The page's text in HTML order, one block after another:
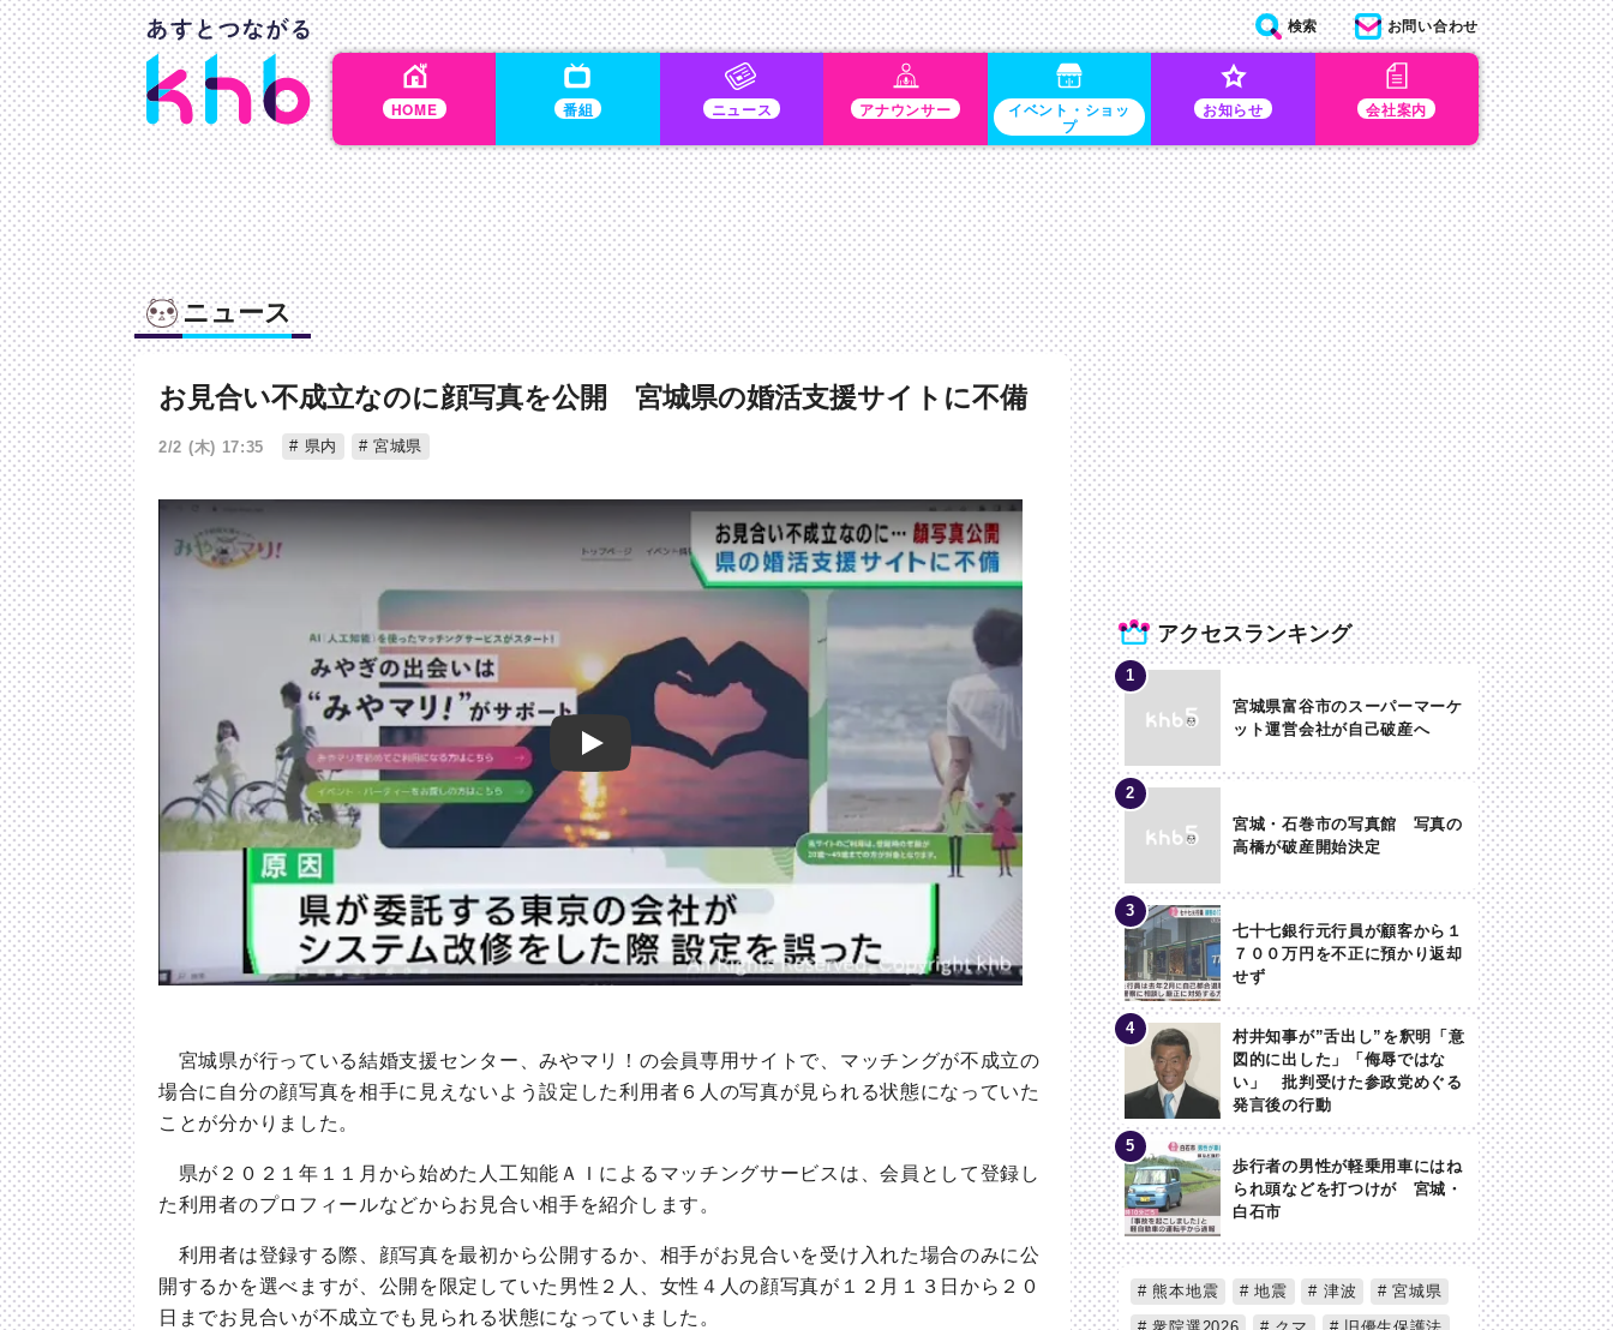
HOME 番組 ニュース アナウンサー イベント・ショッ
プ
お知らせ 会社案内
検索 お問い合わせ
ニュース
お見合い不成立なのに顔写真を公開 宮城県の婚活支援サイトに不備
2/2 (木) 17:35 県内 宮城県
Play
宮城県が行っている結婚支援センター、みやマリ！の会員専用サイトで、マッチングが不成立の
場合に自分の顔写真を相手に見えないよう設定した利用者６人の写真が見られる状態になっていた
ことが分かりました。
県が２０２１年１１月から始めた人工知能ＡＩによるマッチングサービスは、会員として登録し
た利用者のプロフィールなどからお見合い相手を紹介します。
利用者は登録する際、顔写真を最初から公開するか、相手がお見合いを受け入れた場合のみに公
開するかを選べますが、公開を限定していた男性２人、女性４人の顔写真が１２月１３日から２０
日までお見合いが不成立でも見られる状態になっていました。
アクセスランキング
宮城県富谷市のスーパーマーケ
ット運営会社が自己破産へ
宮城・石巻市の写真館 写真の
高橋が破産開始決定
七十七銀行元行員が顧客から１
７００万円を不正に預かり返却
せず
村井知事が”舌出し”を釈明「意
図的に出した」「侮辱ではな
い」 批判受けた参政党めぐる
発言後の行動
歩行者の男性が軽乗用車にはね
られ頭などを打つけが 宮城・
白石市
熊本地震 地震 津波
宮城県